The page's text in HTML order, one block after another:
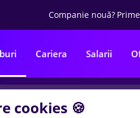
Companie nouă?
Cariera Salarii
cookies 🍪